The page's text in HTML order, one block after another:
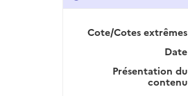
Cote/Cotes extrêmes
Date
Présentation du
contenu